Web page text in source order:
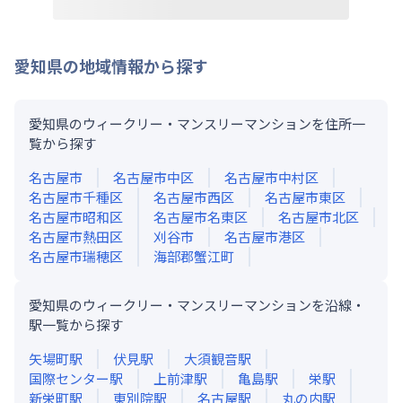
愛知県の地域情報から探す
愛知県のウィークリー・マンスリーマンションを住所一
覧から探す
名古屋市
名古屋市中区
名古屋市中村区
名古屋市千種区
名古屋市西区
名古屋市東区
名古屋市昭和区
名古屋市名東区
名古屋市北区
名古屋市熱田区
刈谷市
名古屋市港区
名古屋市瑞穂区
海部郡蟹江町
愛知県のウィークリー・マンスリーマンションを沿線・
駅一覧から探す
矢場町駅 伏見駅 大須観音駅
国際センター駅 上前津駅 亀島駅 栄駅
新栄町駅 東別院駅 名古屋駅 丸の内駅